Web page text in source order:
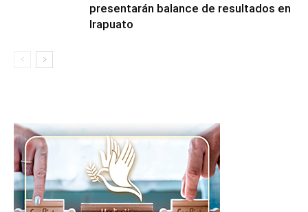
presentarán balance de resultados en
Irapuato